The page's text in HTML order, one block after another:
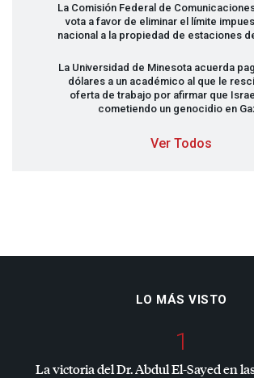
La Comisión Federal de
vota a favor de eliminar el límite
nacional a la propiedad de estaciones
La Universidad de Minesota acuerda
dólares a un académico al que le
oferta de trabajo por afirmar que
cometiendo un genocidio en
Ver Todos
LO MÁS VISTO
1
La victoria del Dr. Abdul El-Sayed en